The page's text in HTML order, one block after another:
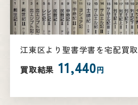
江東区より聖書学書を宅配買取
買取結果 11,440円